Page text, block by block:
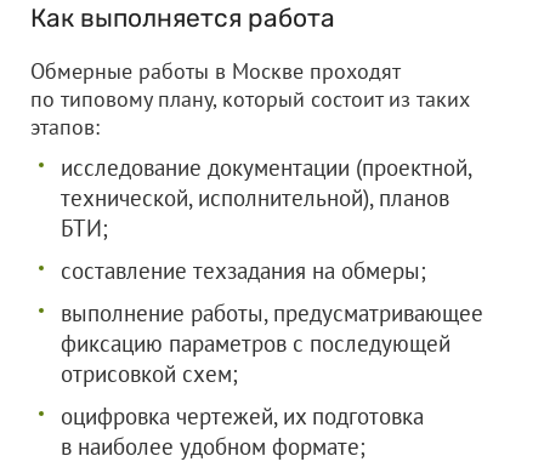
Как выполняется работа
Обмерные работы в Москве проходят
по типовому плану, который состоит из таких
этапов:
исследование документации (проектной,
технической, исполнительной), планов
БТИ;
составление техзадания на обмеры;
выполнение работы, предусматривающее
фиксацию параметров с последующей
отрисовкой схем;
оцифровка чертежей, их подготовка
в наиболее удобном формате;